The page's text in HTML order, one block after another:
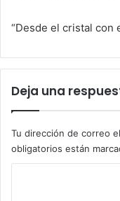
“Desde el cristal con
Deja una
Tu dirección de correo
obligatorios están